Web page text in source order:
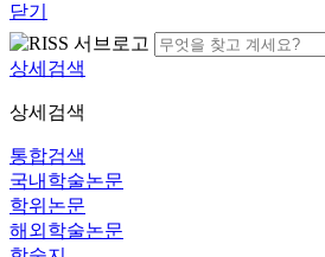
닫기
상세검색
상세검색
통합검색
국내학술논문
학위논문
해외학술논문